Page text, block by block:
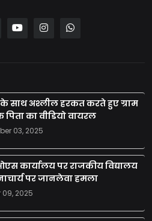
साथ अश्लील हरकत करते हुए ग्राम
पिता का वीडियो वायरल
03, 2025
कार्यालय पर राजकीय विद्यालय
पर जानलेवा हमला
2025